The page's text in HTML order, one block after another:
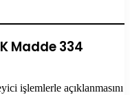
Madde 334
işlemlerle açıklanmasını